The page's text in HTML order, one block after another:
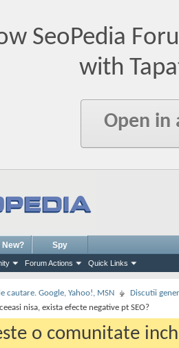
SeoPedia
with
Open in
Forum Actions Quick Links
New? Spy
cautare. Google, Yahoo!, MSN
Discutii
nisa, exista efecte negative pt SEO?
o comunitate